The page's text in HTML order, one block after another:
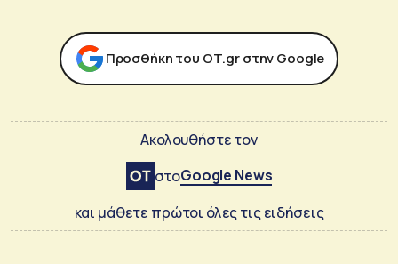
Προσθήκη του ΟΤ.gr στην Google
Ακολουθήστε τον
στοGoogle News
και μάθετε πρώτοι όλες τις ειδήσεις